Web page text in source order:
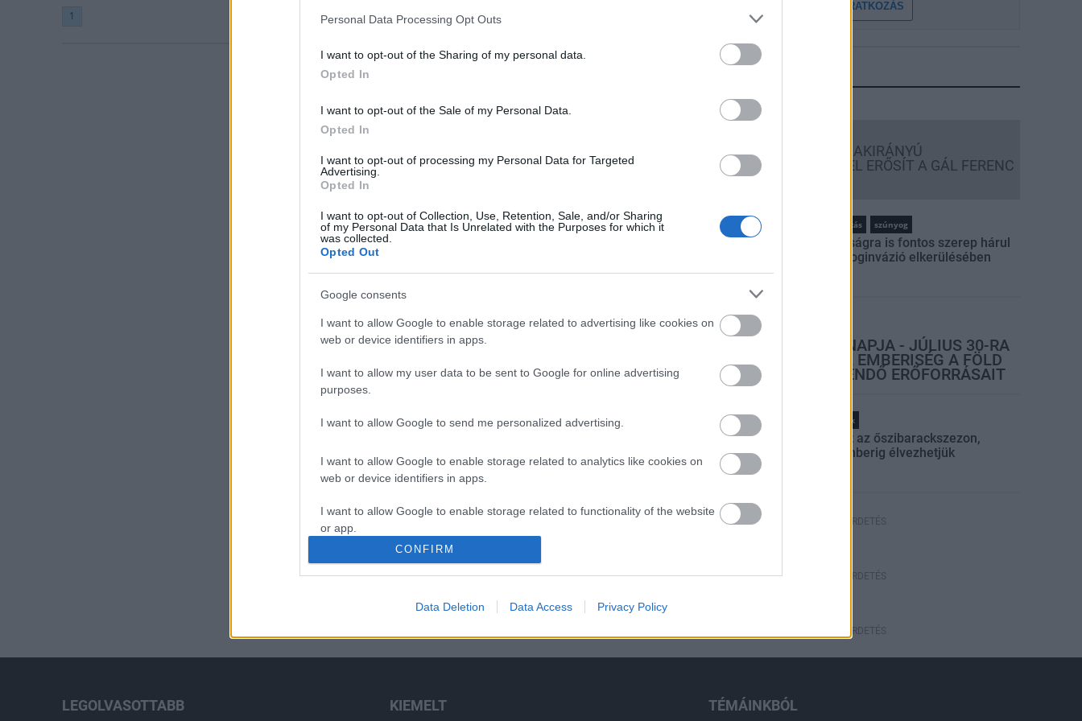
Personal Data Processing Opt Outs
I want to opt-out of the Sharing of my personal data.
Opted In
I want to opt-out of the Sale of my Personal Data.
Opted In
I want to opt-out of processing my Personal Data for Targeted
Advertising.
Opted In
I want to opt-out of Collection, Use, Retention, Sale, and/or Sharing
of my Personal Data that Is Unrelated with the Purposes for which it
was collected.
Opted Out
Google consents
I want to allow Google to enable storage related to advertising like cookies on
web or device identifiers in apps.
I want to allow my user data to be sent to Google for online advertising
purposes.
I want to allow Google to send me personalized advertising.
I want to allow Google to enable storage related to analytics like cookies on
web or device identifiers in apps.
I want to allow Google to enable storage related to functionality of the website
or app.
I want to allow Google to enable storage related to personalization.
I want to allow Google to enable storage related to security, including
authentication functionality and fraud prevention, and other user protection.
CONFIRM
Data Deletion Data Access Privacy Policy
1
FELIRATKOZÁS
KECSKEMÉTEN IS SZAKIRÁNYÚ
TOVÁBBKÉPZÉSEKKEL ERŐSÍT A GÁL FERENC
EGYETEM
Országos hírek szúnyogirtás szúnyog
A lakosságra is fontos szerep hárul
a szúnyoginvázió elkerülésében
Országos hírek
TÚLFOGYASZTÁS NAPJA - JÚLIUS 30-RA
FELHASZNÁLTA AZ EMBERISÉG A FÖLD
EGÉSZ ÉVRE ELEGENDŐ ERŐFORRÁSAIT
Helyi hírek
Beindult az őszibarackszezon,
szeptemberig élvezhetjük
HIRDETÉS
HIRDETÉS
HIRDETÉS
LEGOLVASOTTABB KIEMELT TÉMÁINKBÓL